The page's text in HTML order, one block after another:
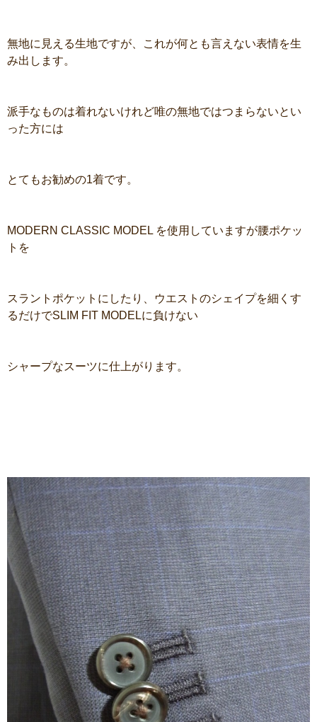
無地に見える生地ですが、これが何とも言えない表情を生
み出します。
派手なものは着れないけれど唯の無地ではつまらないとい
った方には
とてもお勧めの1着です。
MODERN CLASSIC MODEL を使用していますが腰ポケッ
トを
スラントポケットにしたり、ウエストのシェイプを細くす
るだけでSLIM FIT MODELに負けない
シャープなスーツに仕上がります。